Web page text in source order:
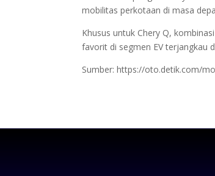
mobilitas perkotaan di masa
Khusus untuk Chery Q,
favorit di segmen EV terjangkau
Sumber: https://oto.detik.com/